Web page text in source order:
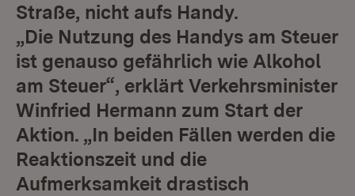
Straße, nicht aufs Handy.
„Die Nutzung des Handys am Steuer
ist genauso gefährlich wie Alkohol
am Steuer“, erklärt Verkehrsminister
Winfried Hermann zum Start der
Aktion. „In beiden Fällen werden die
Reaktionszeit und die
Aufmerksamkeit drastisch